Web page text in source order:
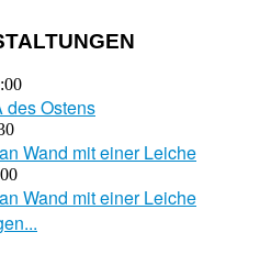
des Ostens
Wand mit einer Leiche
Wand mit einer Leiche